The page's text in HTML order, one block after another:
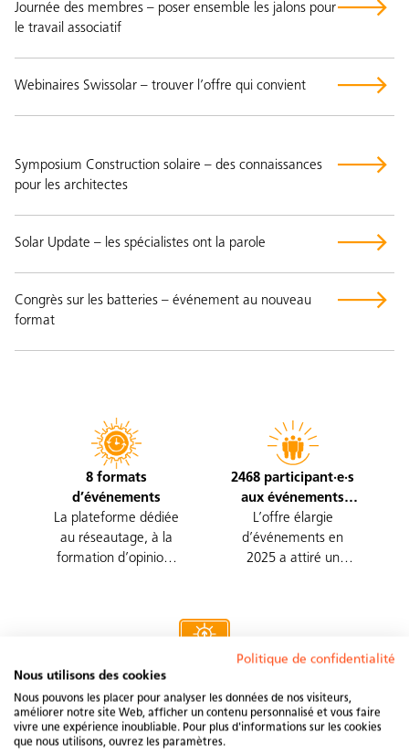
Journée des membres – poser ensemble les jalons pour
le travail associatif
Webinaires Swissolar – trouver l’offre qui convient
Symposium Construction solaire – des connaissances
pour les architectes
Solar Update – les spécialistes ont la parole
Congrès sur les batteries – événement au nouveau
format
8 formats
d’événements
La plateforme dédiée
au réseautage, à la
formation d’opinions
2468 participant·e·s
aux événements
Swissolar
L’offre élargie
d’événements en
2025 a attiré un
923 participant·e·s
aux webinaires
Swissolar
Des contenus
techniques,
Politique de confidentialité
Nous utilisons des cookies
Nous pouvons les placer pour analyser les données de nos visiteurs,
améliorer notre site Web, afficher un contenu personnalisé et vous faire
vivre une expérience inoubliable. Pour plus d'informations sur les cookies
que nous utilisons, ouvrez les paramètres.